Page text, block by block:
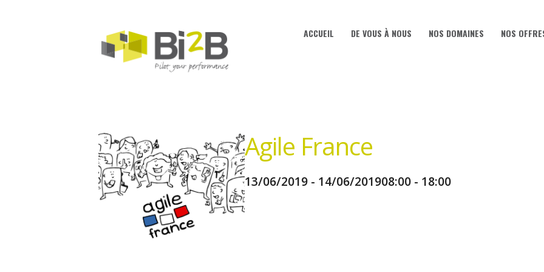
ACCUEIL DE VOUS À NOUS NOS DOMAINES NOS
Agile France
13/06/2019 - 14/06/201908:00 - 18:00